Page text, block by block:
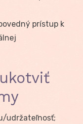
prístup k
udržateľnosť;